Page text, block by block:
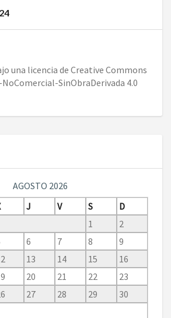
una licencia de Creative Commons
SinObraDerivada 4.0
AGOSTO 2026
J V S
D
1
2
6 7 8
9
13 14 15
16
20 21 22
23
27 28 29
30